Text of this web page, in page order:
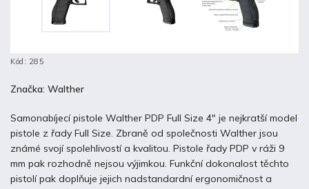
Kód: 285
Samonabíjecí pistole Walther PDP Full Size 4" je nejkratší model
pistole z řady Full Size. Zbraně od společnosti Walther jsou
známé svojí spolehlivostí a kvalitou. Pistole řady PDP v ráži 9
mm pak rozhodně nejsou výjimkou. Funkční dokonalost těchto
pistolí pak doplňuje jejich nadstandardní ergonomičnost a
Značka: Walther